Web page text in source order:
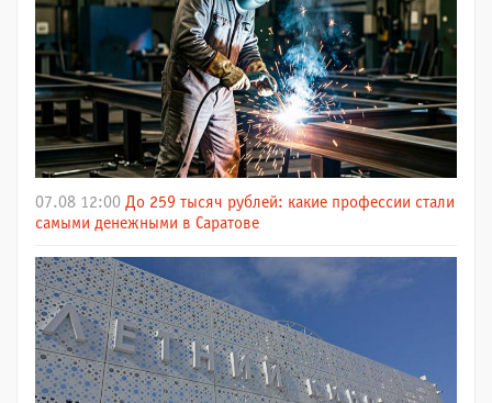
07.08 12:00 До 259 тысяч рублей: какие профессии стали
самыми денежными в Саратове